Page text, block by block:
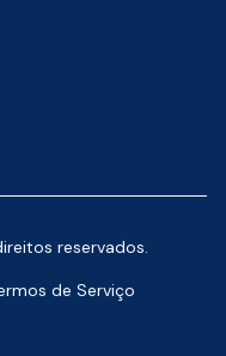
reservados.
de Serviço